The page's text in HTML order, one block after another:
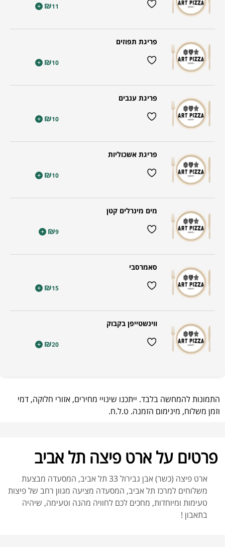
₪11
+
פריגת תפוזים
₪10
+
פריגת ענבים
₪10
+
פריגת אשכוליות
₪10
+
מים מינרלים קטן
₪9
+
סאמרסבי
₪15
+
ווינשטייפן בקבוק
₪20
+
התמונות להמחשה בלבד. ייתכנו שינויי מחירים, אזורי חלוקה, דמי
וזמן משלוח, מינימום הזמנה. ט.ל.ח.
פרטים על ארט פיצה תל אביב
ארט פיצה (כשר) אבן גבירול 33 תל אביב, המסעדה מבצעת
משלוחים למרכז תל אביב, המסעדה מציעה מגוון רחב של פיצות
טעימות ומיוחדות, מחכים לכם לחוויה מהנה וטעימה, שיהיה
בתאבון !